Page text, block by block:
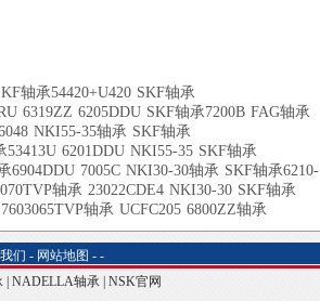
轴承54420+U420 SKF轴承
6319ZZ 6205DDU SKF轴承7200B FAG轴承
NKI55-35轴承 SKF轴承
53413U 6201DDU NKI55-35 SKF轴承
6904DDU 7005C NKI30-30轴承 SKF轴承6210-
轴承 23022CDE4 NKI30-30 SKF轴承
7603065TVP轴承 UCFC205 6800ZZ轴承
们 - 网站地图 - -
| NADELLA轴承| NSK官网